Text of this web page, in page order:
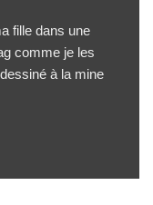
fille dans une
comme je les
à la mine